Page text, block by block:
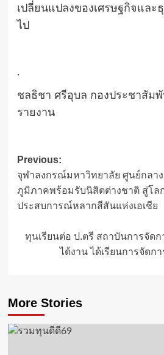
เปลี่ยนแปลงของเศรษฐกิจและ
ไป
.
ชลธิชา ศรีอุบล กองประชาสัม
รายงาน
Post
navigation
Previous:
จุฬาลงกรณ์มหาวิทยาลัย ศูนย์กลา
ภูมิภาคพร้อมรับนิสิตต่างชาติ สู่โล
ประสบการณ์หลากสีสันแห่งเอเชีย
ทุนเรียนต่อ ป.ตรี สถาบันการจัด
ได้งาน ได้เรียนการจัดก
More Stories